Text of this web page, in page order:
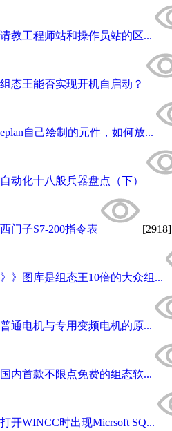
请教工程师站和操作员站的区...
组态王能否实现开机自启动？
eplan自己绘制的元件，如何放...
自动化十八般兵器盘点（下）
西门子S7-200指令表 [2918]
》》图库是组态王10倍的大众组...
普通电机与专用变频电机的原...
国内首款不限点免费的组态软...
打开WINCC时出现Micrsoft SQ...